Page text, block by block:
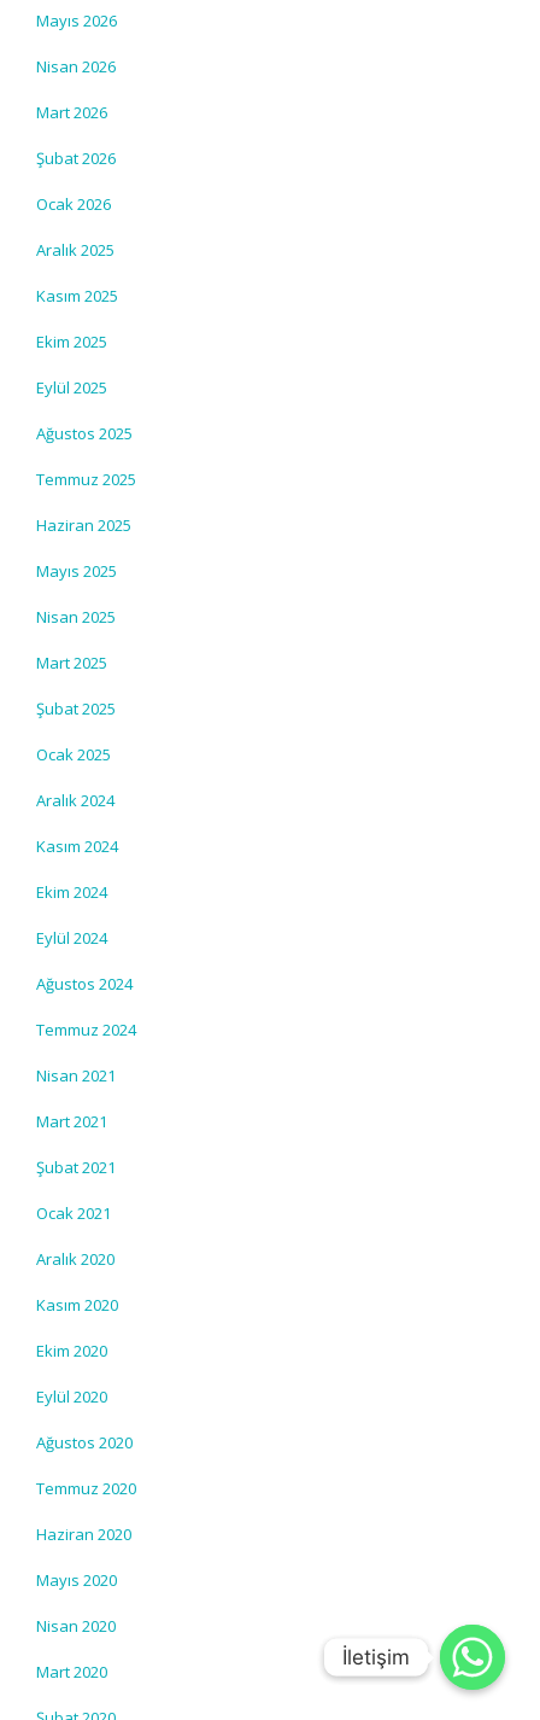
Mayıs 2026
Nisan 2026
Mart 2026
Şubat 2026
Ocak 2026
Aralık 2025
Kasım 2025
Ekim 2025
Eylül 2025
Ağustos 2025
Temmuz 2025
Haziran 2025
Mayıs 2025
Nisan 2025
Mart 2025
Şubat 2025
Ocak 2025
Aralık 2024
Kasım 2024
Ekim 2024
Eylül 2024
Ağustos 2024
Temmuz 2024
Nisan 2021
Mart 2021
Şubat 2021
Ocak 2021
Aralık 2020
Kasım 2020
Ekim 2020
Eylül 2020
Ağustos 2020
Temmuz 2020
Haziran 2020
Mayıs 2020
Nisan 2020
Mart 2020
İletişim
İletişim